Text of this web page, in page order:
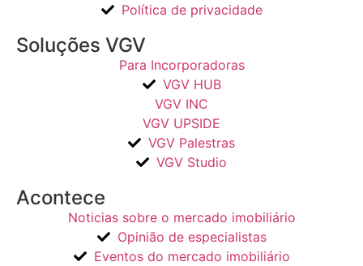
Política de privacidade
Soluções VGV
Para Incorporadoras
VGV HUB
VGV INC
VGV UPSIDE
VGV Palestras
VGV Studio
Acontece
Noticias sobre o mercado imobiliário
Opinião de especialistas
Eventos do mercado imobiliário